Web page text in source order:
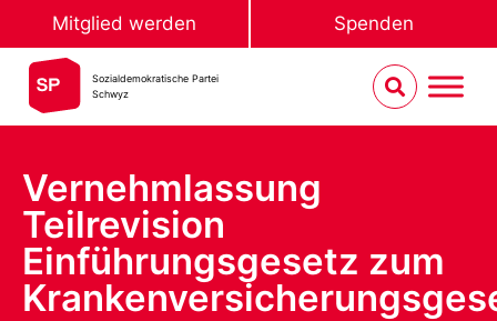
Mitglied werden Spenden
Sozialdemokratische Partei
Schwyz
Vernehmlassung
Teilrevision
Einführungsgesetz zum